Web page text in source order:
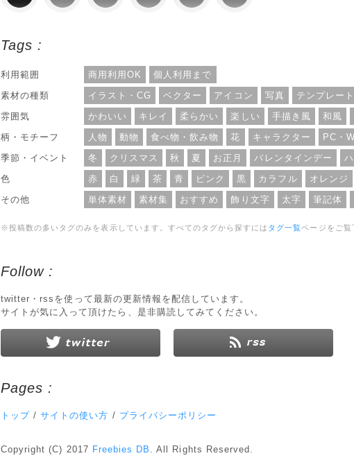
Tags :
利用範囲 商用利用OK
個人利用まで
素材の種類
イラスト・CG ベクター アイコン 写真 テンプレート
雰囲気
かわいい キレイ 柔らかい 楽しい 手描き風 和風
柄・モチーフ
人物 動物 食べ物・飲み物 花 キャラクター PC・
季節・イベント
冬 クリスマス 秋 夏 お正月 バレンタインデー
色
赤 白 緑 茶 青 ピンク 黒 カラフル オレンジ
その他
単体素材 素材集 おすすめ 飾り文字 太字 筆記体
※投稿数の多いタグのみを表示しています。すべてのタグから探すには タグ一覧ページをご覧
Follow :
twitter・rssを使って最新の更新情報を配信しています。
サイトが気に入って頂けたら、是非購読してみてください。
Pages :
トップ /サイトの使い方 / プライバシーポリシー
Copyright (C) 2017 Freebies DB . All Rights Reserved.